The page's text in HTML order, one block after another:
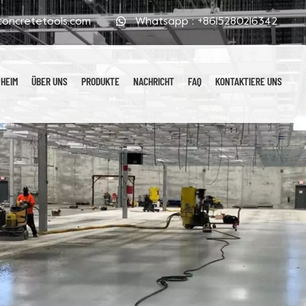
Whatsapp :+8615280216342
HEIM ÜBER UNS PRODUKTE NACHRICHT FAQ KONTAKTIERE UNS